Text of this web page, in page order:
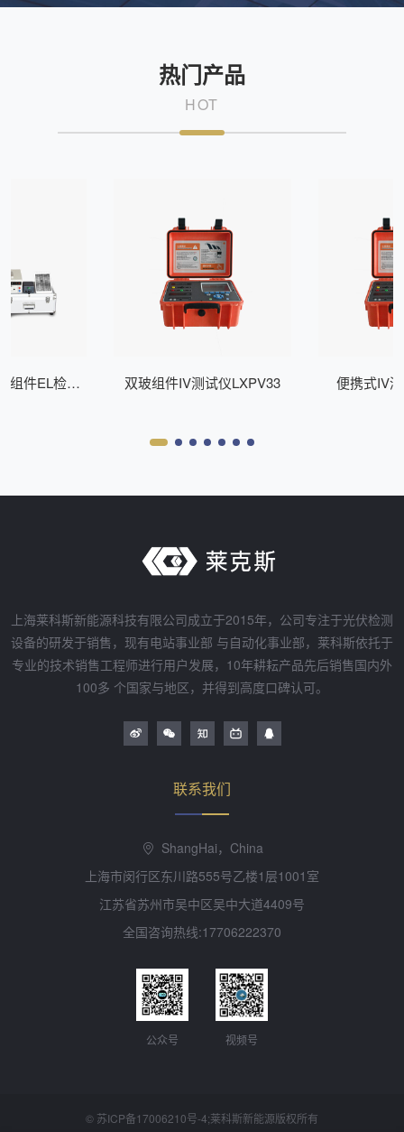
热门产品
HOT
组件EL检测
双玻组件IV测试仪LXPV33 便携式IV
上海莱科斯新能源科技有限公司成立于2015年，公司专注于光伏检测
设备的研发于销售，现有电站事业部 与自动化事业部，莱科斯依托于
专业的技术销售工程师进行用户发展，10年耕耘产品先后销售国内外
100多 个国家与地区，并得到高度口碑认可。
联系我们
ShangHai，China
上海市闵行区东川路555号乙楼1层1001室
江苏省苏州市吴中区吴中大道4409号
全国咨询热线:17706222370
公众号 视频号
© 苏ICP备17006210号-4;莱科斯新能源版权所有